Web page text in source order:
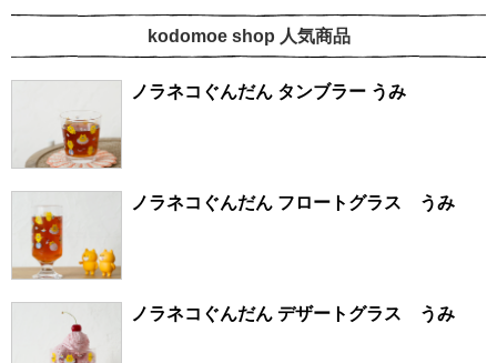
kodomoe shop 人気商品
ノラネコぐんだん タンブラー うみ
ノラネコぐんだん フロートグラス うみ
ノラネコぐんだん デザートグラス うみ